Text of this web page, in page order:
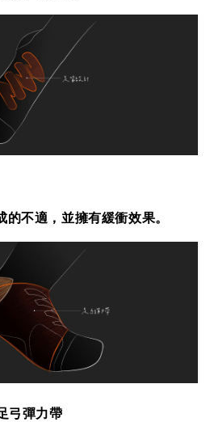
不適，並擁有緩衝效果。
弓彈力帶